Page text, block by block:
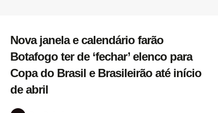
Nova janela e calendário farão
Botafogo ter de ‘fechar’ elenco para
Copa do Brasil e Brasileirão até início
de abril